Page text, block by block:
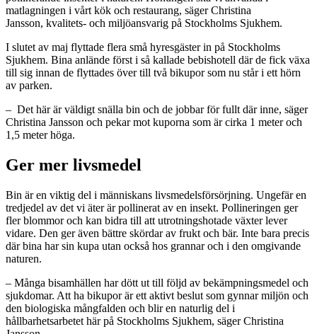
matlagningen i vårt kök och restaurang, säger Christina
Jansson, kvalitets- och miljöansvarig på Stockholms Sjukhem.
I slutet av maj flyttade flera små hyresgäster in på Stockholms
Sjukhem. Bina anlände först i så kallade bebishotell där de fick växa
till sig innan de flyttades över till två bikupor som nu står i ett hörn
av parken.
– Det här är väldigt snälla bin och de jobbar för fullt där inne, säger
Christina Jansson och pekar mot kuporna som är cirka 1 meter och
1,5 meter höga.
Ger mer livsmedel
Bin är en viktig del i människans livsmedelsförsörjning. Ungefär en
tredjedel av det vi äter är pollinerat av en insekt. Pollineringen ger
fler blommor och kan bidra till att utrotningshotade växter lever
vidare. Den ger även bättre skördar av frukt och bär. Inte bara precis
där bina har sin kupa utan också hos grannar och i den omgivande
naturen.
– Många bisamhällen har dött ut till följd av bekämpningsmedel och
sjukdomar. Att ha bikupor är ett aktivt beslut som gynnar miljön och
den biologiska mångfalden och blir en naturlig del i
hållbarhetsarbetet här på Stockholms Sjukhem, säger Christina